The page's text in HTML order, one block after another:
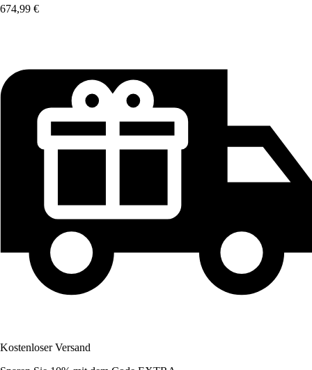
674,99 €
Kostenloser Versand